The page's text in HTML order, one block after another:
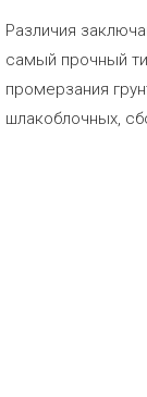
Различия
самый прочный
промерзания
шлакоблочных,